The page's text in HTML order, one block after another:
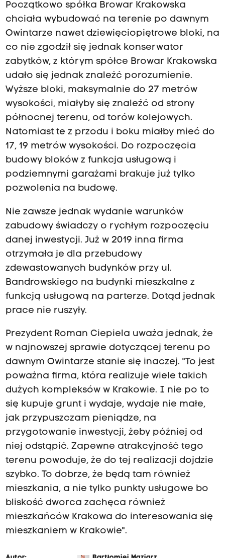
Początkowo spółka Browar Krakowska
chciała wybudować na terenie po dawnym
Owintarze nawet dziewięciopiętrowe bloki, na
co nie zgodził się jednak konserwator
zabytków, z którym spółce Browar Krakowska
udało się jednak znaleźć porozumienie.
Wyższe bloki, maksymalnie do 27 metrów
wysokości, miałyby się znaleźć od strony
północnej terenu, od torów kolejowych.
Natomiast te z przodu i boku miałby mieć do
17, 19 metrów wysokości. Do rozpoczęcia
budowy bloków z funkcja usługową i
podziemnymi garażami brakuje już tylko
pozwolenia na budowę.
Nie zawsze jednak wydanie warunków
zabudowy świadczy o rychłym rozpoczęciu
danej inwestycji. Już w 2019 inna firma
otrzymała je dla przebudowy
zdewastowanych budynków przy ul.
Bandrowskiego na budynki mieszkalne z
funkcją usługową na parterze. Dotąd jednak
prace nie ruszyły.
Prezydent Roman Ciepiela uważa jednak, że
w najnowszej sprawie dotyczącej terenu po
dawnym Owintarze stanie się inaczej. "To jest
poważna firma, która realizuje wiele takich
dużych kompleksów w Krakowie. I nie po to
się kupuje grunt i wydaje, wydaje nie małe,
jak przypuszczam pieniądze, na
przygotowanie inwestycji, żeby później od
niej odstąpić. Zapewne atrakcyjność tego
terenu powoduje, że do tej realizacji dojdzie
szybko. To dobrze, że będą tam również
mieszkania, a nie tylko punkty usługowe bo
bliskość dworca zachęca również
mieszkańców Krakowa do interesowania się
mieszkaniem w Krakowie".